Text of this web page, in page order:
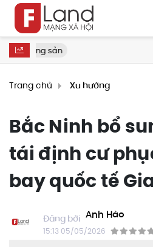
động sản
Trang chủ Xu hướng
Bắc Ninh bổ
tái định cư
bay quốc tế
Anh Hào
15:13 05/05/2026